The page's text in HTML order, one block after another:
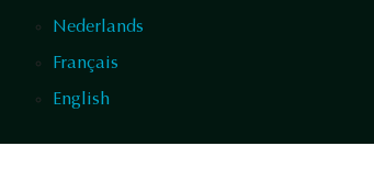
Nederlands
Français
English